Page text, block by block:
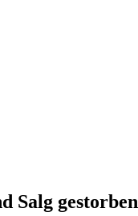
Salg gestorben